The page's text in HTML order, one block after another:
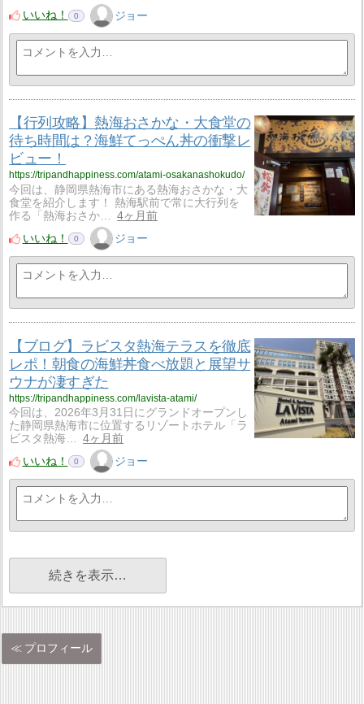
いいね！
0 ジョー
【行列攻略】熱海おさかな・大食堂の
待ち時間は？海鮮てっぺん丼の衝撃レ
ビュー！
https://tripandhappiness.com/atami-osakanashokudo/
今回は、静岡県熱海市にある熱海おさかな・大
食堂を紹介します！ 熱海駅前で常に大行列を
作る「熱海おさか…
4ヶ月前
いいね！
0 ジョー
【ブログ】ラビスタ熱海テラスを徹底
レポ！朝食の海鮮丼食べ放題と展望サ
ウナが凄すぎた
https://tripandhappiness.com/lavista-atami/
今回は、2026年3月31日にグランドオープンし
た静岡県熱海市に位置するリゾートホテル「ラ
ビスタ熱海…
4ヶ月前
いいね！
0 ジョー
続きを表示…
プロフィール